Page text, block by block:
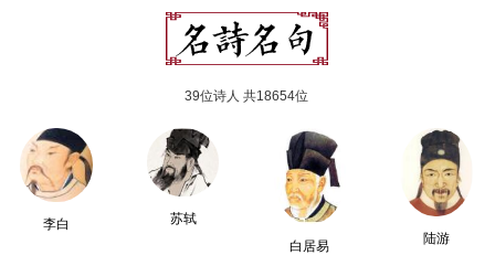
39位诗人 共18654位
李白
苏轼
白居易
陆游